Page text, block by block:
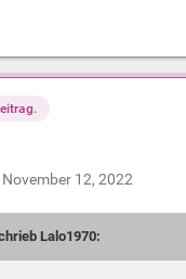
November 12, 2022
Lalo1970: